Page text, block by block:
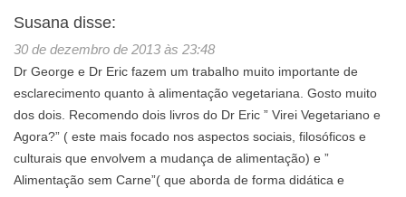
Susana disse:
30 de dezembro de 2013 às 23:48
Dr George e Dr Eric fazem um trabalho muito importante de
esclarecimento quanto à alimentação vegetariana. Gosto muito
dos dois. Recomendo dois livros do Dr Eric ” Virei Vegetariano e
Agora?” ( este mais focado nos aspectos sociais, filosóficos e
culturais que envolvem a mudança de alimentação) e ”
Alimentação sem Carne”( que aborda de forma didática e